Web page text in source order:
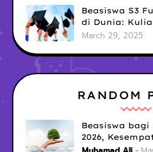
Beasiswa S3
di Dunia:
Tunjangan
March 29, 2025
RANDOM
Beasiswa
2026,
Dana